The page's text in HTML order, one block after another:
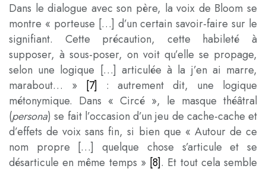
Dans le dialogue avec son père, la voix de Bloom se
montre « porteuse […] d’un certain savoir-faire sur le
signifiant. Cette précaution, cette habileté à
supposer, à sous-poser, on voit qu’elle se propage,
selon une logique […] articulée à la j’en ai marre,
marabout…
» [7]
: autrement dit, une logique
métonymique. Dans « Circé », le masque théâtral
(persona) se fait l’occasion d’un jeu de cache-cache et
d’effets de voix sans fin, si bien que « Autour de ce
nom propre […] quelque chose s’articule et se
désarticule en même temps » [8]. Et tout cela semble